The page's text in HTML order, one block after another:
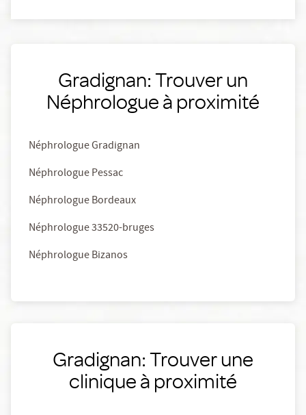
Gradignan: Trouver un
Néphrologue à proximité
Néphrologue Gradignan
Néphrologue Pessac
Néphrologue Bordeaux
Néphrologue 33520-bruges
Néphrologue Bizanos
Gradignan: Trouver une
clinique à proximité